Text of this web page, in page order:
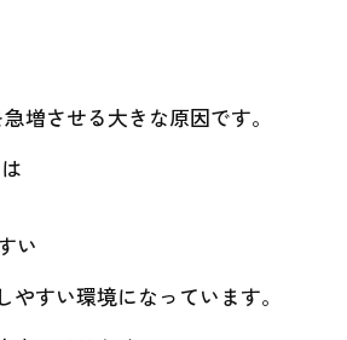
増させる大きな原因です。
い
やすい環境になっています。